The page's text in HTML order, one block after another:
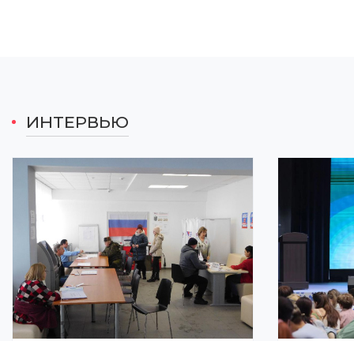
На треть быстрее будут выпускать
дорожные плиты в Омске благодаря
федеральному проекту
06.08.2026 09:00 ПРОМЫШЛЕННОСТЬ
В Братске Иркутской области готовят к
капитальному ремонту Музей истории
освоения Ангары
06.08.2026 08:00 КУЛЬТУРА
ИНТЕРВЬЮ